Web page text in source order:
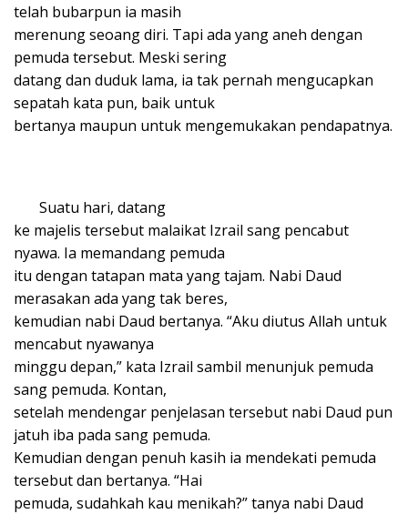
telah bubarpun ia masih
merenung seoang diri. Tapi ada yang aneh dengan
pemuda tersebut. Meski sering
datang dan duduk lama, ia tak pernah mengucapkan
sepatah kata pun, baik untuk
bertanya maupun untuk mengemukakan pendapatnya.
Suatu hari, datang
ke majelis tersebut malaikat Izrail sang pencabut
nyawa. Ia memandang pemuda
itu dengan tatapan mata yang tajam. Nabi Daud
merasakan ada yang tak beres,
kemudian nabi Daud bertanya. “Aku diutus Allah untuk
mencabut nyawanya
minggu depan,” kata Izrail sambil menunjuk pemuda
sang pemuda. Kontan,
setelah mendengar penjelasan tersebut nabi Daud pun
jatuh iba pada sang pemuda.
Kemudian dengan penuh kasih ia mendekati pemuda
tersebut dan bertanya. “Hai
pemuda, sudahkah kau menikah?” tanya nabi Daud